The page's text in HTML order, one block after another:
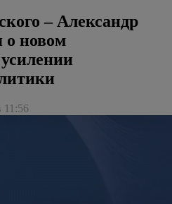
– Александр
о новом
11:56